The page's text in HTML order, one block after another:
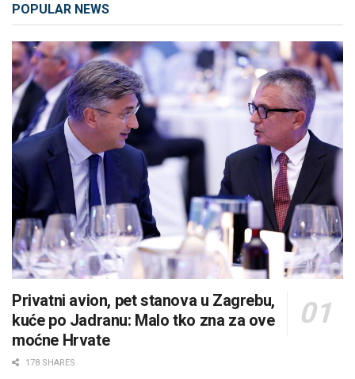
POPULAR NEWS
Privatni avion, pet stanova u Zagrebu,
kuće po Jadranu: Malo tko zna za ove
moćne Hrvate
178 SHARES